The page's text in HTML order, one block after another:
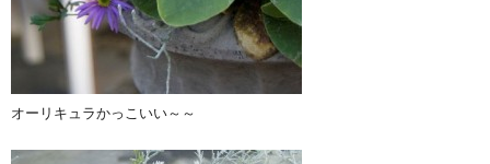
オーリキュラかっこいい～～